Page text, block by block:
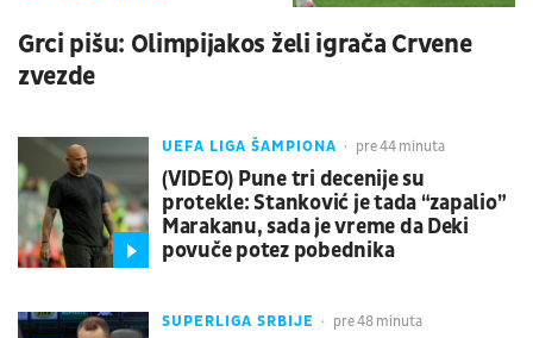
Grci pišu: Olimpijakos želi igrača Crvene
zvezde
UEFA LIGA ŠAMPIONA pre 44 minuta
(VIDEO) Pune tri decenije su
protekle: Stanković je tada “zapalio”
Marakanu, sada je vreme da Deki
povuče potez pobednika
SUPERLIGA SRBIJE pre 48 minuta